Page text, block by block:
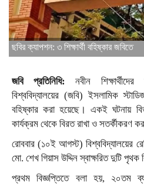
ছবির ক্যাপশন: ৩ শিক্ষার্থী বহিষ্কার জবিতে
জবি প্রতিনিধি:
নবীন
বিশ্ববিদ্যালয়ের (জবি) ইসলামিক
বহিষ্কার করা হয়েছে। একই ঘটনায়
কার্যক্রম থেকে বিরত রাখা ও সতর্কীকরণ
রোববার (১০ই আগস্ট) বিশ্ববিদ্যালয়ের
মো. শেখ গিয়াস উদ্দিন স্বাক্ষরিত দুটি
প্রথম বিজ্ঞপ্তিতে বলা হয়, ২০তম